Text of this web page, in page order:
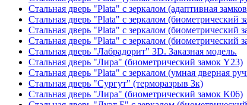
Стальная дверь "Plata" с зеркалом (адаптивная
Стальная дверь "Plata" с зеркалом (биометрический
Стальная дверь "Plata" с зеркалом (биометрический
Стальная дверь "Plata" с зеркалом (биометрический
Стальная дверь "Лабрадорит" 3D. Заказная модель.
Стальная дверь "Лира" (биометрический замок Y23)
Стальная дверь "Plata" с зеркалом (умная дверная
Стальная дверь "Сургут" (терморазрыв 3к)
Стальная дверь "Лира" (биометрический замок K06)